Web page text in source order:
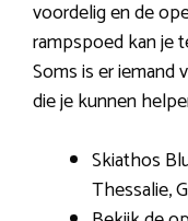
voordelig en de
rampspoed kan je
Soms is er iemand
die je kunnen
Skiathos
Thessalie,